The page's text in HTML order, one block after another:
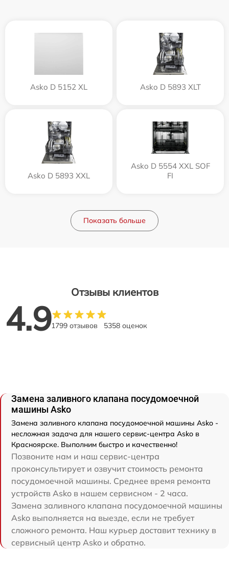
Asko D 5152 XL Asko D 5893 XLT
Asko D 5893 XXL
Asko D 5554 XXL SOF
FI
Показать больше
Отзывы клиентов
4.91799 отзывов 5358 оценок
Замена заливного клапана посудомоечной
машины Asko
Замена заливного клапана посудомоечной машины Asko -
несложная задача для нашего сервис-центра Asko в
Красноярске. Выполним быстро и качественно!
Позвоните нам и наш сервис-центра
проконсультирует и озвучит стоимость ремонта
посудомоечной машины. Среднее время ремонта
устройств Asko в нашем сервисном - 2 часа.
Замена заливного клапана посудомоечной машины
Asko выполняется на выезде, если не требует
сложного ремонта. Наш курьер доставит технику в
сервисный центр Asko и обратно.